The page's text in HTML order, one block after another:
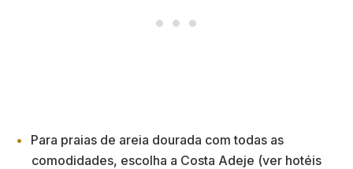
Para praias de areia dourada com todas as
comodidades, escolha a Costa Adeje (ver hotéis